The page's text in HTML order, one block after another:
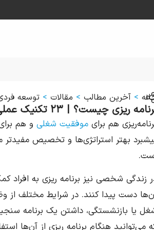
> آخرین مطالب > مقالات > توسعه
ریزی چیست؟ | ۲۳ تکنیک عملی برای برنامه‌ریزی
هم برای موفقیت شغلی و هم
بهتر استراتژی‌ها و تخصیص
زندگی شخصی نیز برنامه ریزی به
دست پیدا کنند. در شرایط مختلف از
یا بازنشستگی، داشتن یک برنامه
می‌توانید هنگام برنامه ریزی از آن‌ها